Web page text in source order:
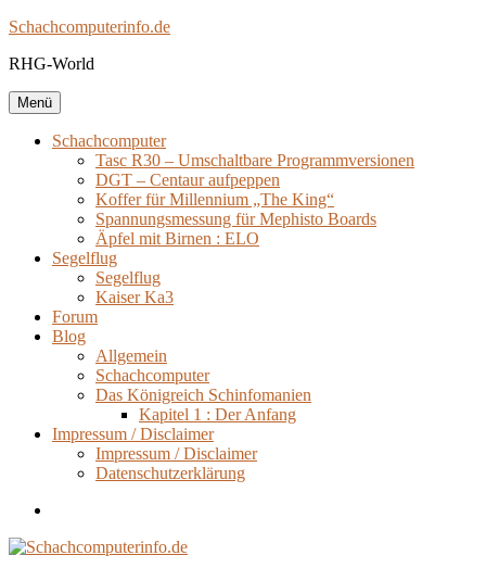
Zum
springen
Schachcomputerinfo.de
RHG-World
Menü
Schachcomputer
Tasc R30 – Umschaltbare Programmversionen
DGT – Centaur aufpeppen
Koffer für Millennium „The King“
Spannungsmessung für Mephisto Boards
Äpfel mit Birnen : ELO
Segelflug
Segelflug
Kaiser Ka3
Forum
Blog
Allgemein
Schachcomputer
Das Königreich Schinfomanien
Kapitel 1 : Der Anfang
Impressum / Disclaimer
Impressum / Disclaimer
Datenschutzerklärung
Disclaimer